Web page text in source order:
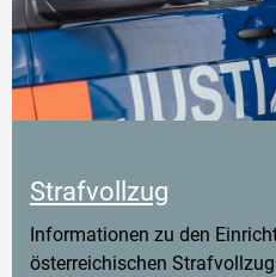
Strafvollzug
Informationen zu den
österreichischen